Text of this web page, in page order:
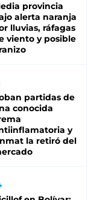
provincia
alerta naranja
lluvias, ráfagas
viento y posible
partidas de
conocida
y
la retiró del